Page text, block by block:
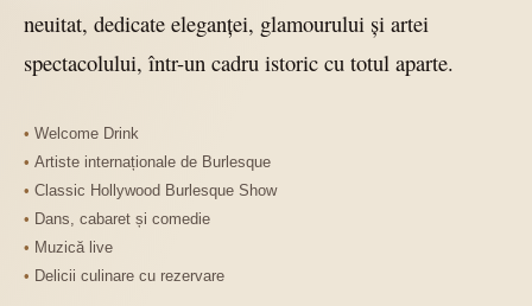
neuitat, dedicate eleganței, glamourului și artei
spectacolului, într-un cadru istoric cu totul aparte.
Welcome Drink
Artiste internaționale de Burlesque
Classic Hollywood Burlesque Show
Dans, cabaret și comedie
Muzică live
Delicii culinare cu rezervare